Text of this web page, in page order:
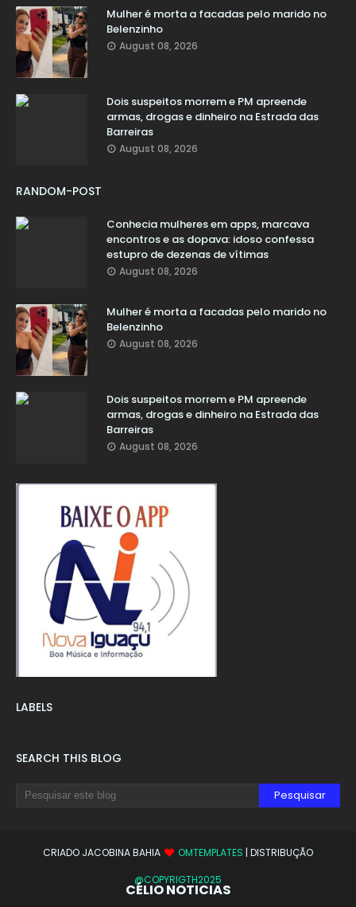
Mulher é morta a facadas pelo marido no
Belenzinho
August 08, 2026
Dois suspeitos morrem e PM apreende
armas, drogas e dinheiro na Estrada das
Barreiras
August 08, 2026
RANDOM-POST
Conhecia mulheres em apps, marcava
encontros e as dopava: idoso confessa
estupro de dezenas de vítimas
August 08, 2026
Mulher é morta a facadas pelo marido no
Belenzinho
August 08, 2026
Dois suspeitos morrem e PM apreende
armas, drogas e dinheiro na Estrada das
Barreiras
August 08, 2026
LABELS
SEARCH THIS BLOG
CRIADO JACOBINA BAHIA OMTEMPLATES | DISTRIBUÇÃO
@COPYRIGTH2025
CÉLIO NOTICIAS